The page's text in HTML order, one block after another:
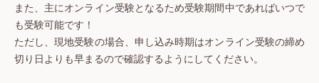
また、主にオンライン受験となるため受験期間中であればいつで
も受験可能です！
ただし、現地受験の場合、申し込み時期はオンライン受験の締め
切り日よりも早まるので確認するようにしてください。